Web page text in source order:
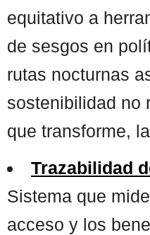
equitativo a
de sesgos en
rutas nocturnas
sostenibilidad no
que transforme,
Trazabilidad
Sistema que
acceso y los